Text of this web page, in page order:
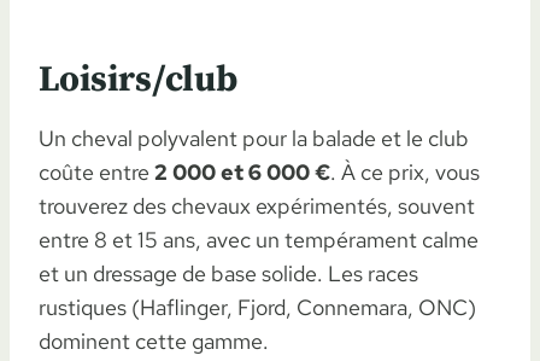
Loisirs/club
Un cheval polyvalent pour la balade et le club
coûte entre 2 000 et 6 000 €. À ce prix, vous
trouverez des chevaux expérimentés, souvent
entre 8 et 15 ans, avec un tempérament calme
et un dressage de base solide. Les races
rustiques (Haflinger, Fjord, Connemara, ONC)
dominent cette gamme.